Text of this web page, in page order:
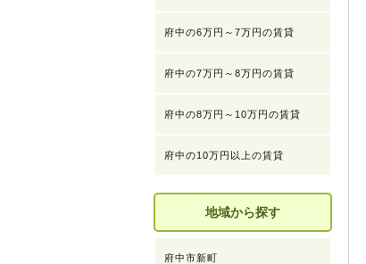
府中の6万円～7万円の賃貸
府中の7万円～8万円の賃貸
府中の8万円～10万円の賃貸
府中の10万円以上の賃貸
地域から探す
府中市新町